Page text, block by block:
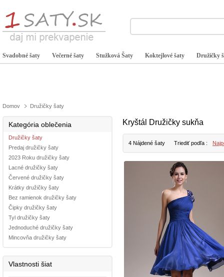
Svadobné šaty Večerné šaty Stužková Šaty Koktejlové šaty Družičky
Domov Družičky šaty
Kategória oblečenia
Družičky šaty
Predaj družičky šaty
2023 Roku družičky šaty
Lacné družičky šaty
Červené družičky šaty
Krátky družičky šaty
Bez ramienok družičky šaty
Čipky družičky šaty
Tyl družičky šaty
Jednoduché družičky šaty
Mincovňa družičky šaty
Vlastnosti šiat
Kryštál Družičky sukňa
4 Nájdené šaty Triediť podľa :